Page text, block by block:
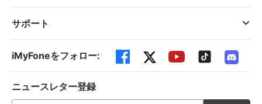
サポート
iMyFoneをフォロー:
ニュースレター登録